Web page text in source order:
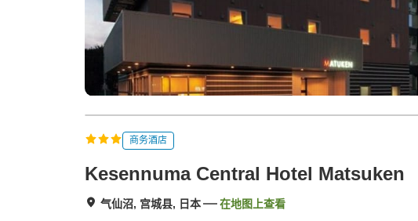
商务酒店
Kesennuma Central Hotel Matsuken
气仙沼, 宫城县, 日本 在地图上查看